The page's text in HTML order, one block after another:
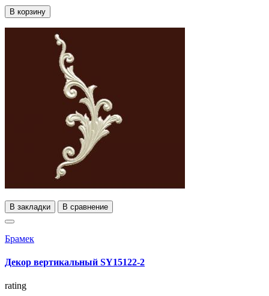
В корзину
В закладки В сравнение
Брамек
Декор вертикальный SY15122-2
rating